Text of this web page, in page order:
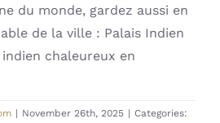
du monde, gardez aussi en
de la ville : Palais Indien
chaleureux en
| November 26th, 2025 | Categories: